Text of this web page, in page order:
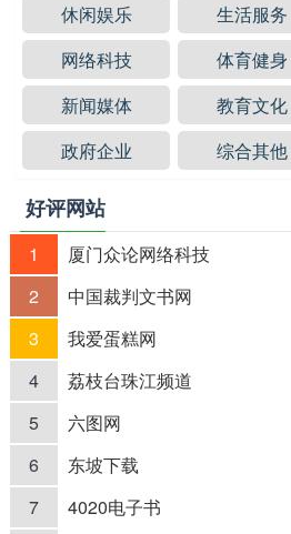
休闲娱乐 生活服务
网络科技
体育健身
新闻媒体
教育文化
政府企业
综合其他
好评网站
1 厦门众论网络科技
2
中国裁判文书网
3
我爱蛋糕网
4
荔枝台珠江频道
5
六图网
6
东坡下载
7
4020电子书